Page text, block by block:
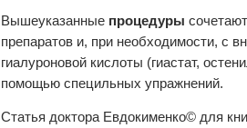
Вышеуказанные процедуры
препаратов и, при необходимости, с
гиалуроновой кислоты (гиастат,
помощью специльных упражнений.
Статья доктора Евдокименко© для